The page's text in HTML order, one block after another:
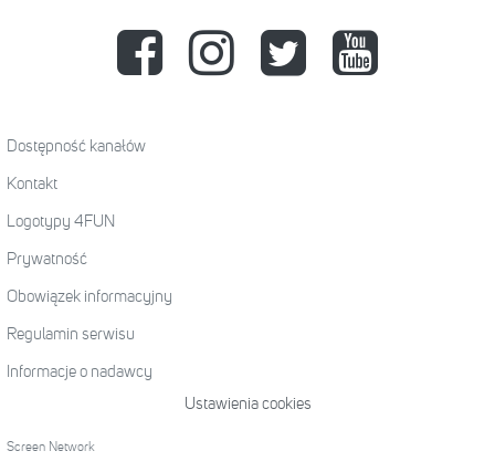
Dostępność kanałów
Kontakt
Logotypy 4FUN
Prywatność
Obowiązek informacyjny
Regulamin serwisu
Informacje o nadawcy
Ustawienia cookies
Screen Network